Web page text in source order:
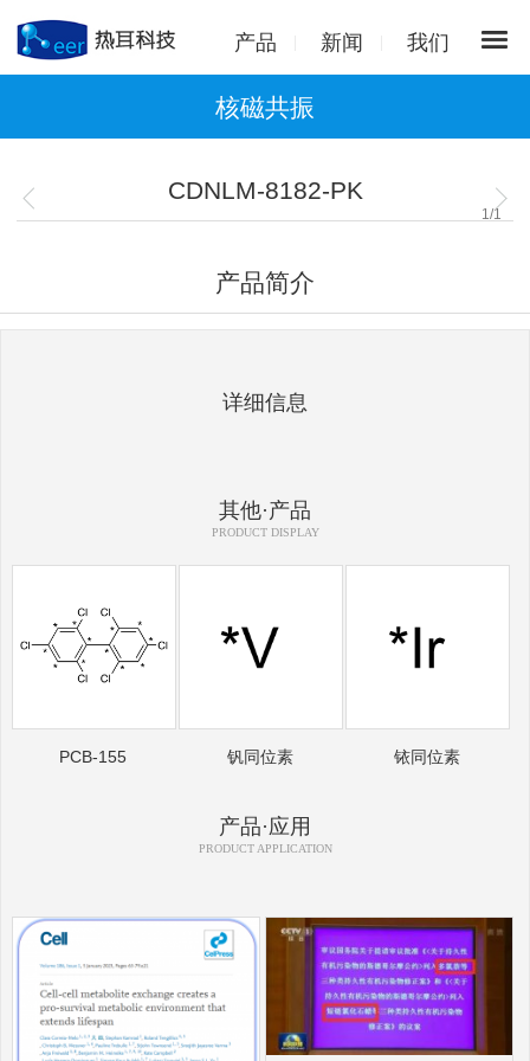
产品 新闻 我们
核磁共振
CDNLM-8182-PK
1 /1
产品简介
详细信息
其他·产品
PRODUCT DISPLAY
PCB-155 钒同位素 铱同位素
产品·应用
PRODUCT APPLICATION